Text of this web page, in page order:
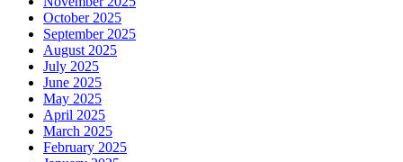
October 2025
September 2025
August 2025
July 2025
June 2025
May 2025
April 2025
March 2025
February 2025